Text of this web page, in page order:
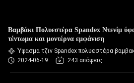
Βαμβάκι Πολυεστέρα Spandex Ντενίμ
τέντωμα και μοντέρνα εμφάνιση
Ύφασμα τζιν Spandex πολυεστέρα
2024-06-19
243 απόψεις